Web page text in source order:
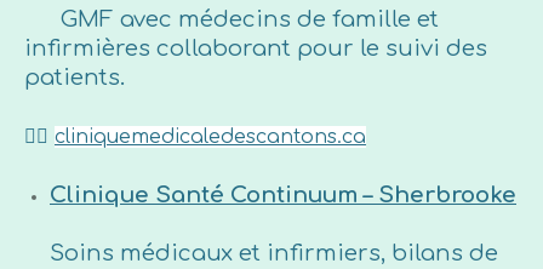
GMF avec médecins de famille et
infirmières collaborant pour le suivi des
patients.
👉🏼 cliniquemedicaledescantons.ca
Clinique Santé Continuum – Sherbrooke
Soins médicaux et infirmiers, bilans de